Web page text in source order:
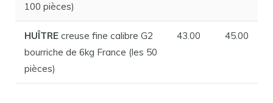
100 pièces)
HUÎTRE creuse fine calibre G2
bourriche de 6kg France (les 50
pièces)
43.00 45.00